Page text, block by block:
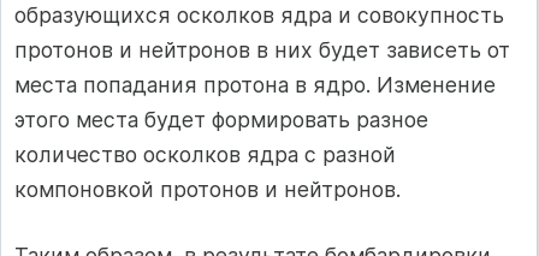
образующихся осколков ядра и совокупность
протонов и нейтронов в них будет зависеть от
места попадания протона в ядро. Изменение
этого места будет формировать разное
количество осколков ядра с разной
компоновкой протонов и нейтронов.